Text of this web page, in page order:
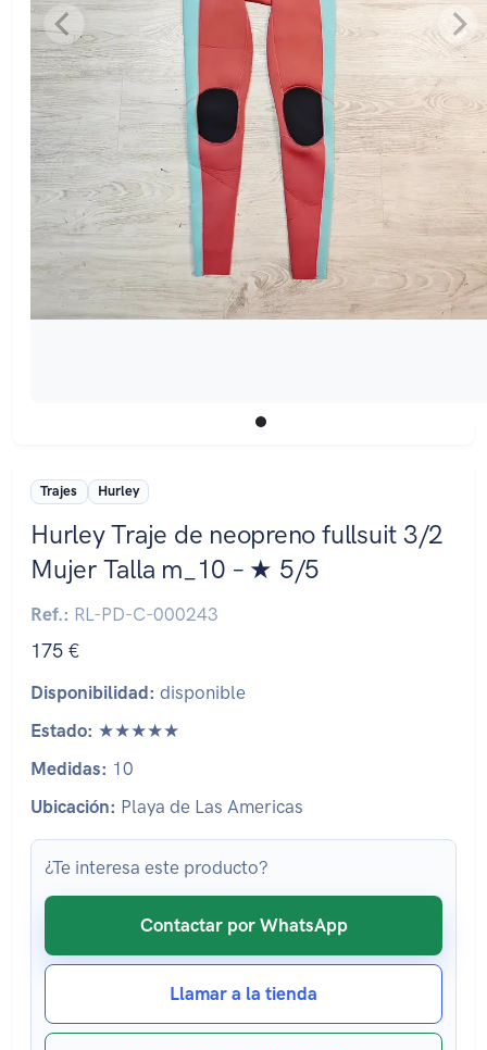
Trajes Hurley
Hurley Traje de neopreno fullsuit 3/2
Mujer Talla m_10 – ★ 5/5
Ref.: RL-PD-C-000243
175 €
Disponibilidad: disponible
Estado: ★★★★★
Medidas: 10
Ubicación: Playa de Las Americas
¿Te interesa este producto?
Contactar por WhatsApp
Llamar a la tienda